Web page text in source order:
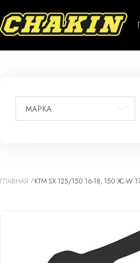
МАРКА
ГЛАВНАЯ KTM SX 125/150 16-18, 150 XC-